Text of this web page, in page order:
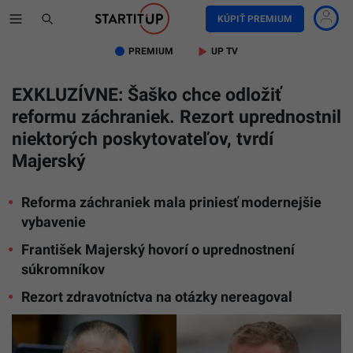
KÚPIŤ PREMIUM
PREMIUM UP TV
EXKLUZÍVNE: Šaško chce odložiť
reformu záchraniek. Rezort uprednostnil
niektorých poskytovateľov, tvrdí
Majerský
Reforma záchraniek mala priniesť modernejšie
vybavenie
František Majerský hovorí o uprednostnení
súkromníkov
Rezort zdravotníctva na otázky nereagoval
by